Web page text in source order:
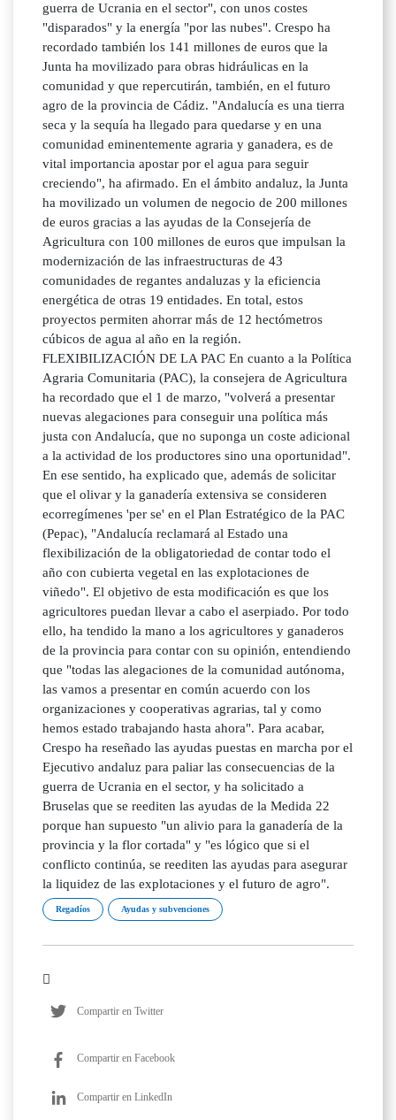
guerra de Ucrania en el sector", con unos costes
"disparados" y la energía "por las nubes". Crespo ha
recordado también los 141 millones de euros que la
Junta ha movilizado para obras hidráulicas en la
comunidad y que repercutirán, también, en el futuro
agro de la provincia de Cádiz. "Andalucía es una tierra
seca y la sequía ha llegado para quedarse y en una
comunidad eminentemente agraria y ganadera, es de
vital importancia apostar por el agua para seguir
creciendo", ha afirmado. En el ámbito andaluz, la Junta
ha movilizado un volumen de negocio de 200 millones
de euros gracias a las ayudas de la Consejería de
Agricultura con 100 millones de euros que impulsan la
modernización de las infraestructuras de 43
comunidades de regantes andaluzas y la eficiencia
energética de otras 19 entidades. En total, estos
proyectos permiten ahorrar más de 12 hectómetros
cúbicos de agua al año en la región.
FLEXIBILIZACIÓN DE LA PAC En cuanto a la Política
Agraria Comunitaria (PAC), la consejera de Agricultura
ha recordado que el 1 de marzo, "volverá a presentar
nuevas alegaciones para conseguir una política más
justa con Andalucía, que no suponga un coste adicional
a la actividad de los productores sino una oportunidad".
En ese sentido, ha explicado que, además de solicitar
que el olivar y la ganadería extensiva se consideren
ecorregímenes 'per se' en el Plan Estratégico de la PAC
(Pepac), "Andalucía reclamará al Estado una
flexibilización de la obligatoriedad de contar todo el
año con cubierta vegetal en las explotaciones de
viñedo". El objetivo de esta modificación es que los
agricultores puedan llevar a cabo el aserpiado. Por todo
ello, ha tendido la mano a los agricultores y ganaderos
de la provincia para contar con su opinión, entendiendo
que "todas las alegaciones de la comunidad autónoma,
las vamos a presentar en común acuerdo con los
organizaciones y cooperativas agrarias, tal y como
hemos estado trabajando hasta ahora". Para acabar,
Crespo ha reseñado las ayudas puestas en marcha por el
Ejecutivo andaluz para paliar las consecuencias de la
guerra de Ucrania en el sector, y ha solicitado a
Bruselas que se reediten las ayudas de la Medida 22
porque han supuesto "un alivio para la ganadería de la
provincia y la flor cortada" y "es lógico que si el
conflicto continúa, se reediten las ayudas para asegurar
la liquidez de las explotaciones y el futuro de agro".
Regadíos Ayudas y subvenciones
Compartir en Twitter
Compartir en Facebook
Compartir en LinkedIn